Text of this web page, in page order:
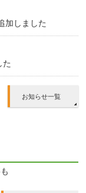
加しました
お知らせ一覧